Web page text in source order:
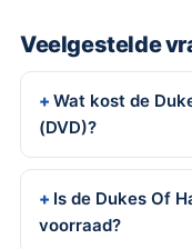
Veelgestelde
Wat kost de
(DVD)?
Is de Dukes Of
voorraad?